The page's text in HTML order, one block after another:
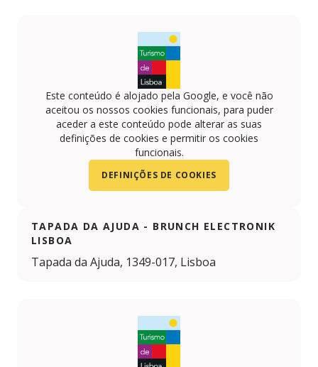
Este conteúdo é alojado pela Google, e você não
aceitou os nossos cookies funcionais, para puder
aceder a este conteúdo pode alterar as suas
definições de cookies e permitir os cookies
funcionais.
DEFINIÇÕES DE COOKIES
TAPADA DA AJUDA - BRUNCH ELECTRONIK
LISBOA
Tapada da Ajuda, 1349-017, Lisboa